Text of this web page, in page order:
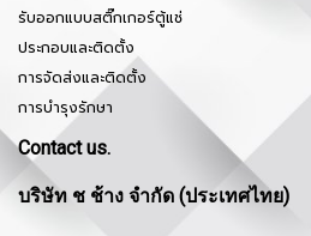
รับออกแบบสติ๊กเกอร์ตู้แช่
ประกอบและติดตั้ง
การจัดส่งและติดตั้ง
การบำรุงรักษา
Contact us.
บริษัท ช ช้าง จำกัด (ประเทศไทย)